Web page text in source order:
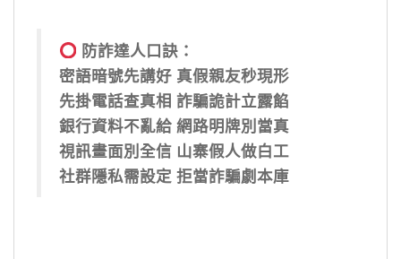
防詐達人口訣：
密語暗號先講好 真假親友秒現形
先掛電話查真相 詐騙詭計立露餡
銀行資料不亂給 網路明牌別當真
視訊畫面別全信 山寨假人做白工
社群隱私需設定 拒當詐騙劇本庫